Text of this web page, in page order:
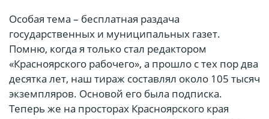
Особая тема – бесплатная раздача
государственных и муниципальных газет.
Помню, когда я только стал редактором
«Красноярского рабочего», а прошло с тех пор два
десятка лет, наш тираж составлял около 105 тысяч
экземпляров. Основой его была подписка.
Теперь же на просторах Красноярского края